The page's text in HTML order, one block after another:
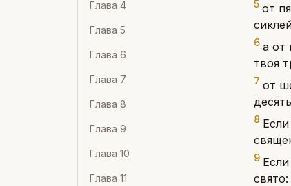
Глава 4
Глава 5
Глава 6
Глава 7
Глава 8
Глава 9
Глава 10
Глава 11
5 от
6 а от
твоя
7 от
8
9
свято: